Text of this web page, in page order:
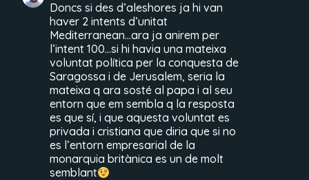
Doncs si des d’aleshores ja hi van
haver 2 intents d’unitat
Mediterranean…ara ja anirem per
l’intent 100…si hi havia una mateixa
voluntat política per la conquesta de
Saragossa i de Jerusalem, seria la
mateixa q ara sosté al papa i al seu
entorn que em sembla q la resposta
es que sí, i que aquesta voluntat es
privada i cristiana que diria que si no
es l’entorn empresarial de la
monarquia britànica es un de molt
semblant